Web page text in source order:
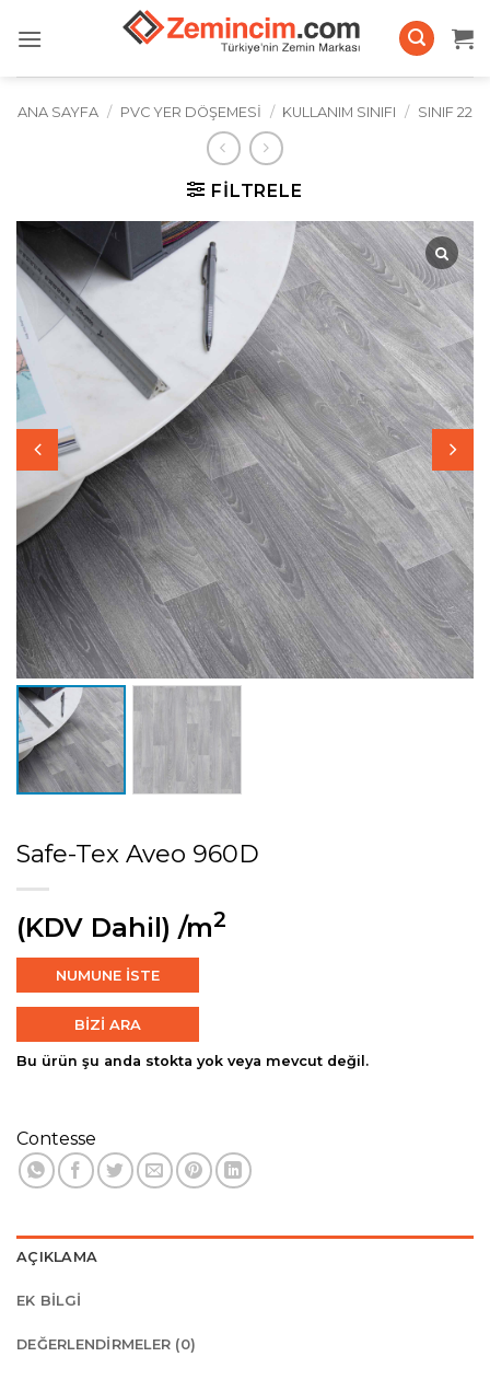
atla
ANA SAYFA / PVC YER DÖŞEMESI / KULLANIM SINIFI / SINIF 22
FILTRELE
Safe-Tex Aveo 960D
(KDV Dahil) /m2
NUMUNE İSTE
BİZİ ARA
Bu ürün şu anda stokta yok veya mevcut değil.
Contesse
AÇIKLAMA
EK BILGI
DEĞERLENDIRMELER (0)